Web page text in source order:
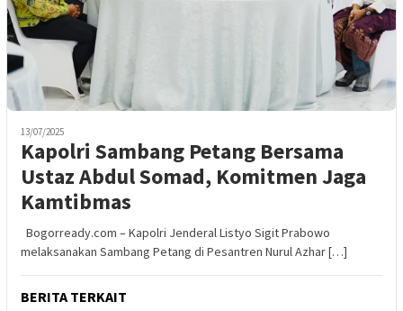
13/07/2025
Kapolri Sambang Petang Bersama
Ustaz Abdul Somad, Komitmen Jaga
Kamtibmas
Bogorready.com – Kapolri Jenderal Listyo Sigit Prabowo
melaksanakan Sambang Petang di Pesantren Nurul Azhar […]
BERITA TERKAIT